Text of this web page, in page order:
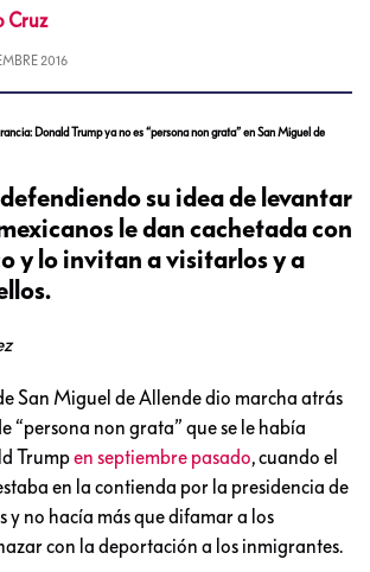
Cruz
2016
Donald Trump ya no es “persona non grata” en San Miguel de
su idea de levantar
le dan cachetada con
y lo invitan a visitarlos y a
San Miguel de Allende dio marcha atrás
“persona non grata” que se le había
Trumpen septiembre pasado, cuando el
en la contienda por la presidencia de
y no hacía más que difamar a los
con la deportación a los inmigrantes.